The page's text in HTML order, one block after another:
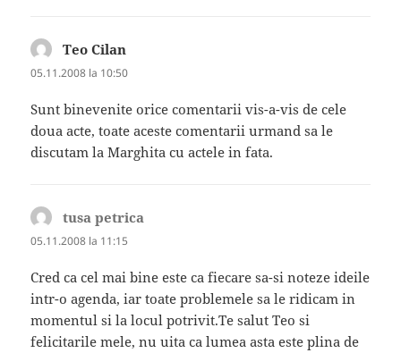
Teo Cilan
05.11.2008 la 10:50
Sunt binevenite orice comentarii vis-a-vis de cele
doua acte, toate aceste comentarii urmand sa le
discutam la Marghita cu actele in fata.
tusa petrica
05.11.2008 la 11:15
Cred ca cel mai bine este ca fiecare sa-si noteze ideile
intr-o agenda, iar toate problemele sa le ridicam in
momentul si la locul potrivit.Te salut Teo si
felicitarile mele, nu uita ca lumea asta este plina de